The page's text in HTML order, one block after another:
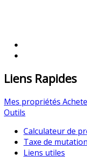
Liens Rapides
Mes propriétés
Outils
Calculateur de
Taxe de mutation
Liens utiles